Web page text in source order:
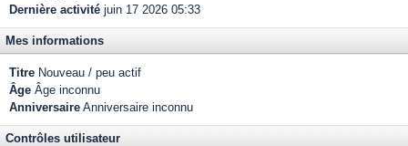
Dernière activité juin 17 2026 05:33
Mes informations
Titre Nouveau / peu actif
Âge Âge inconnu
Anniversaire Anniversaire inconnu
Contrôles utilisateur